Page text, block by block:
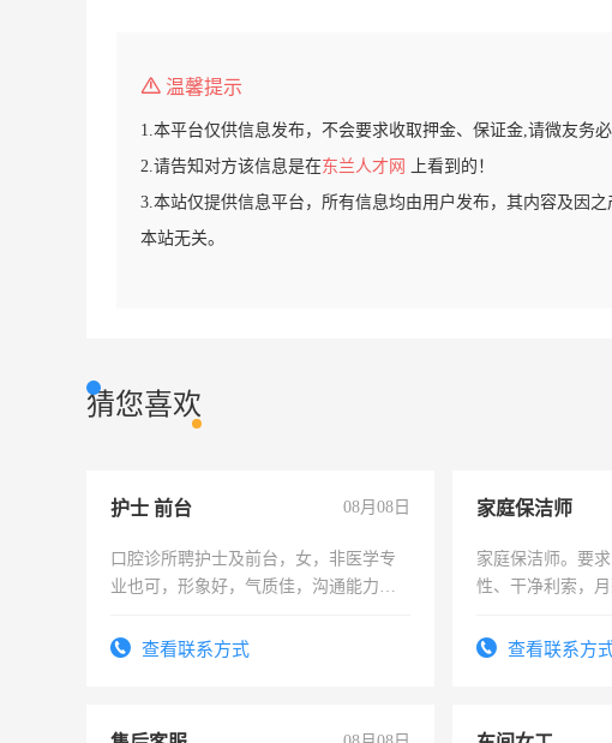
温馨提示
1.本平台仅供信息发布，不会要求收取押金、保证金,请微友务必
2.请告知对方该信息是在东兰人才网
上看到的！
3.本站仅提供信息平台，所有信息均由用户发布，其内容及因
本站无关。
猜您喜欢
护士 前台 08月08日
口腔诊所聘护士及前台，女，非医学专
业也可，形象好，气质佳，沟通能力
查看联系方式
家庭保洁师
家庭保洁师。要
性、干净利索，
太太等。查看联系方